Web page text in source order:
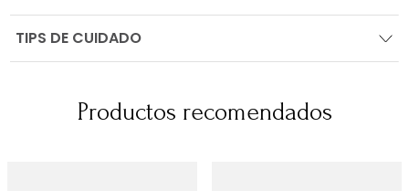
TIPS DE CUIDADO
Productos recomendados